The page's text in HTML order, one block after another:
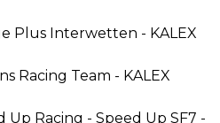
Plus Interwetten - KALEX
Racing Team - KALEX
Up Racing - Speed Up SF7 -